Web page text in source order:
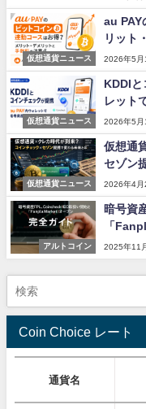
仮想通貨ニュース
au PAY
リット
2026年5月
仮想通貨ニュース
KDDI
レット
2026年5月
仮想通貨ニュース
仮想通
セゾン
2026年4月
アルトコイン
暗号資
「
2025年11
Coin Choice レート
通貨名